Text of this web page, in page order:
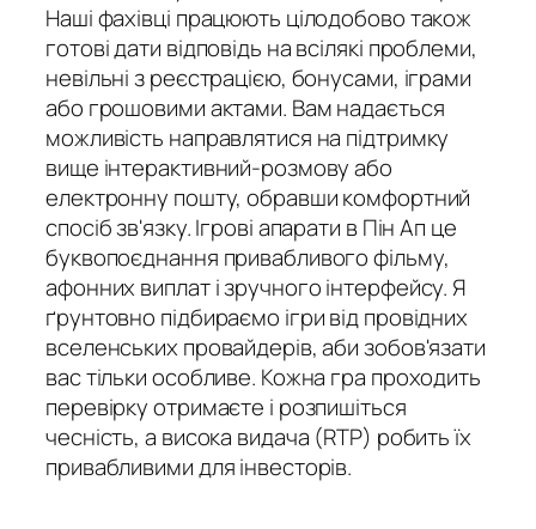
Наші фахівці працюють цілодобово також
готові дати відповідь на всілякі проблеми,
невільні з реєстрацією, бонусами, іграми
або грошовими актами. Вам надається
можливість направлятися на підтримку
вище інтерактивний-розмову або
електронну пошту, обравши комфортний
спосіб зв'язку. Ігрові апарати в Пін Ап це
буквопоєднання привабливого фільму,
афонних виплат і зручного інтерфейсу. Я
ґрунтовно підбираємо ігри від провідних
вселенських провайдерів, аби зобов'язати
вас тільки особливе. Кожна гра проходить
перевірку отримаєте і розпишіться
чесність, а висока видача (RTP) робить їх
привабливими для інвесторів.